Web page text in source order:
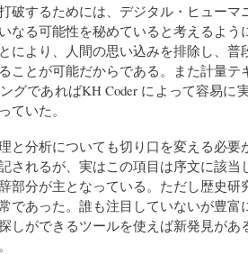
破するためには、デジタル・ヒュー
なる可能性を秘めていると考えるよ
により、人間の思い込みを排除し、
ことが可能だからである。また計量
グであればKH Coder によって容易に
ていた。
と分析についても切り口を変える必
されるが、実はこの項目は序文に該当
部分が主となっている。ただし歴史研
であった。誰も注目していないが豊富
しができるツールを使えば新発見が